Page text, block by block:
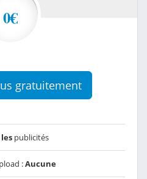
0€
gratuitement
publicités
:Aucune